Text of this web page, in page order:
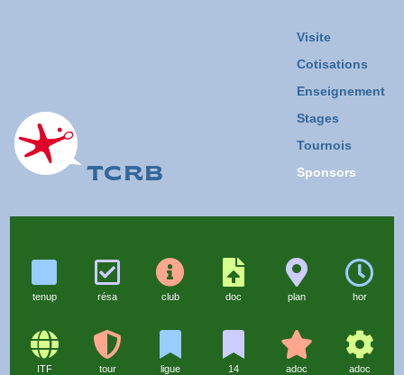
TCRB
Visite
Cotisations
Enseignement
Stages
Tournois
Sponsors
tenup résa club doc plan hor
ITF tour ligue 14 adoc adoc